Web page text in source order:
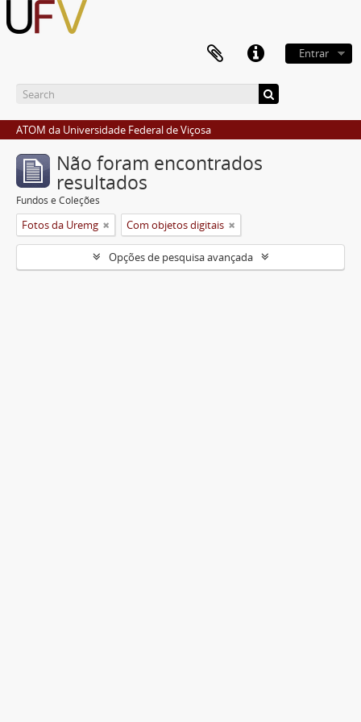
Entrar
ATOM da Universidade Federal de Viçosa
Não foram encontrados
resultados
Fundos e Coleções
Fotos da Uremg Com objetos digitais
Opções de pesquisa avançada